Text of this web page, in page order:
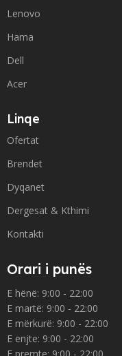
Lenovo
Hama
Dell
Acer
Linqe
Ofertat
Brendet
Dyqanet
Dergesat & Kthimi
Kontakti
Orari i punës
E hënë: 9:00 - 22:00
E martë: 9:00 - 22:00
E mërkurë: 9:00 - 22:00
E enjte: 9:00 - 22:00
E premte: 9:00 - 22:00